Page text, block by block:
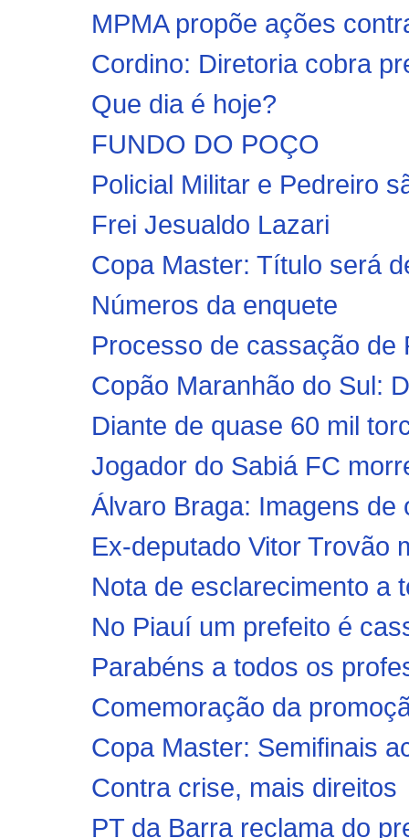
MPMA propõe ações
Cordino: Diretoria cobra
Que dia é hoje?
FUNDO DO POÇO
Policial Militar e Pedreiro
Frei Jesualdo Lazari
Copa Master: Título será
Números da enquete
Processo de cassação de
Copão Maranhão do Sul:
Diante de quase 60 mil
Jogador do Sabiá FC
Álvaro Braga: Imagens de
Ex-deputado Vitor Trovão
Nota de esclarecimento a
No Piauí um prefeito é
Parabéns a todos os
Comemoração da
Copa Master: Semifinais
Contra crise, mais direitos
PT da Barra reclama do